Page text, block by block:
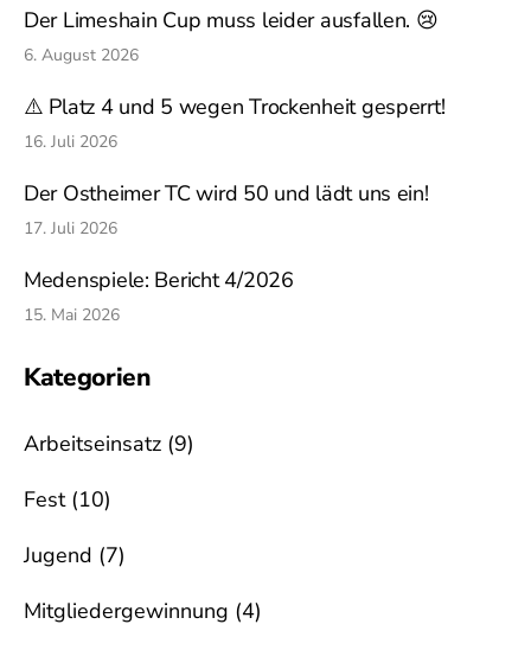
Der Limeshain Cup muss leider ausfallen. 😢
6. August 2026
⚠️ Platz 4 und 5 wegen Trockenheit gesperrt!
16. Juli 2026
Der Ostheimer TC wird 50 und lädt uns ein!
17. Juli 2026
Medenspiele: Bericht 4/2026
15. Mai 2026
Kategorien
Arbeitseinsatz (9)
Fest(10)
Jugend (7)
Mitgliedergewinnung (4)